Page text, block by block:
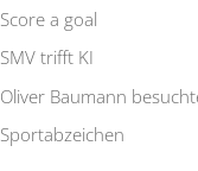
Score a goal
SMV trifft KI
Oliver Baumann
Sportabzeichen